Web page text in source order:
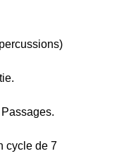
Passages.
cycle de 7